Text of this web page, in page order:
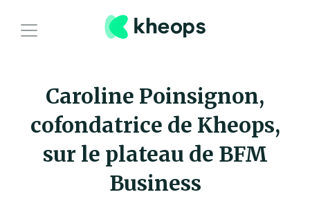
Distributeurs
A propos
Caroline Poinsignon,
cofondatrice de Kheops,
sur le plateau de BFM
Business